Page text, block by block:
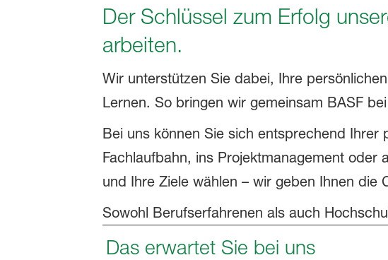
Der Schlüssel zum Erfolg
arbeiten.
Wir unterstützen Sie dabei, Ihre
Lernen. So bringen wir gemeinsam BASF
Bei uns können Sie sich entsprechend Ihrer
Fachlaufbahn, ins Projektmanagement oder
und Ihre Ziele wählen – wir geben Ihnen die
Sowohl Berufserfahrenen als auch
Das erwartet Sie bei uns